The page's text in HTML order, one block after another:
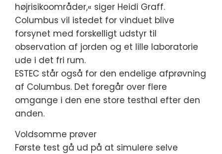
højrisikoområder,« siger Heidi Graff.
Columbus vil istedet for vinduet blive
forsynet med forskelligt udstyr til
observation af jorden og et lille laboratorie
ude i det fri rum.
ESTEC står også for den endelige afprøvning
af Columbus. Det foregår over flere
omgange i den ene store testhal efter den
anden.
Voldsomme prøver
Første test gå ud på at simulere selve